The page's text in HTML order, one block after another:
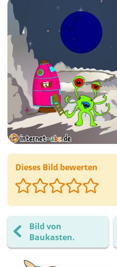
Dieses Bild bewerten
Bild von
Baukasten.